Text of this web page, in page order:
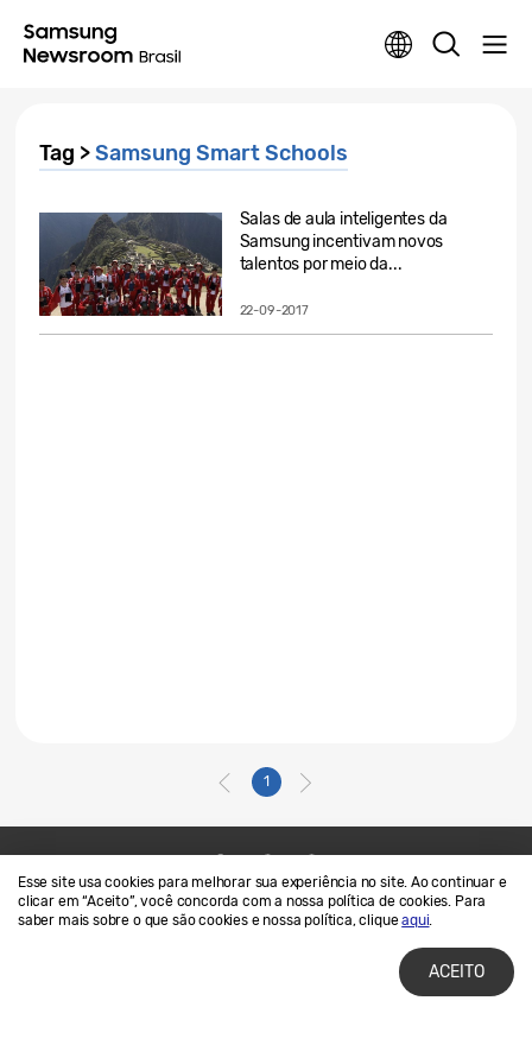
Esse site usa cookies para melhorar sua experiência no site. Ao continuar e
clicar em “Aceito”, você concorda com a nossa política de cookies. Para
saber mais sobre o que são cookies e nossa política, cliqueaqui.
ACEITO
Tag >Samsung Smart Schools
Salas de aula inteligentes da
Samsung incentivam novos
talentos por meio da...
22-09-2017
1
Contato
SAMSUNG.COM
Termos de Uso
Privacidade e Cookies